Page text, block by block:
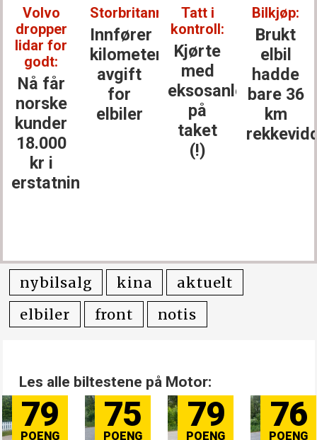
Volvo
dropper
lidar for
godt:
Nå får
norske
kunder
18.000
kr i
erstatning
Storbritannia:
Innfører
kilometer­
avgift
for
elbiler
Tatt i
kontroll:
Kjørte
med
eksosanlegget
på
taket
(!)
Bilkjøp:
Brukt
elbil
hadde
bare 36
km
nybilsalg kina
aktuelt
elbiler
front notis
Les alle biltestene på Motor:
79 75 79 76